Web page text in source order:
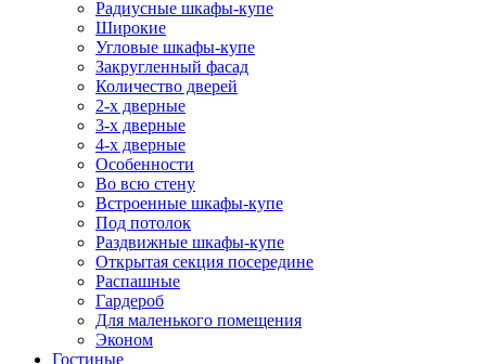
Радиусные шкафы-купе
Широкие
Угловые шкафы-купе
Закругленный фасад
Количество дверей
2-х дверные
3-х дверные
4-х дверные
Особенности
Во всю стену
Встроенные шкафы-купе
Под потолок
Раздвижные шкафы-купе
Открытая секция посередине
Распашные
Гардероб
Для маленького помещения
Эконом
Гостиные